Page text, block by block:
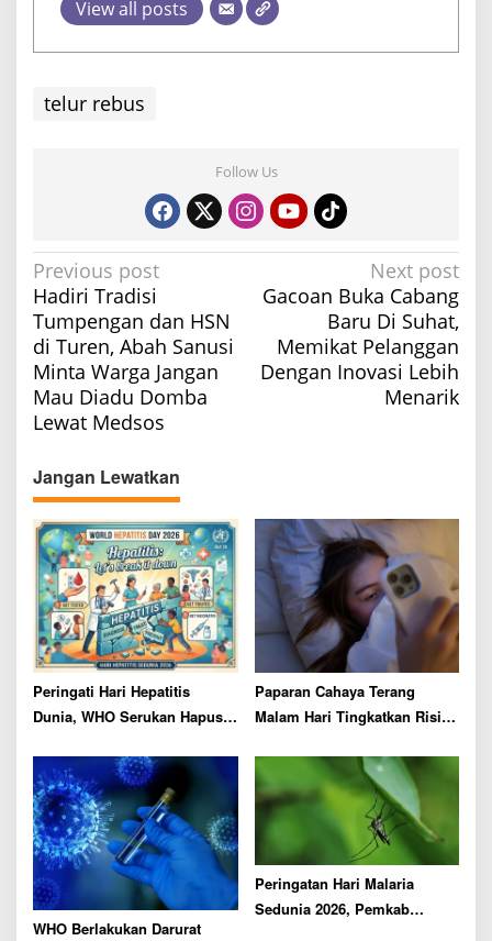
View all posts
telur rebus
Follow Us
P
o
s
t
n
a
i
g
a
t
i
o
n
Previous post
Hadiri Tradisi
Tumpengan dan HSN
di Turen, Abah Sanusi
Minta Warga Jangan
Mau Diadu Domba
Lewat Medsos
Next post
Gacoan Buka Cabang
Baru Di Suhat,
Memikat Pelanggan
Dengan Inovasi Lebih
Menarik
Jangan Lewatkan
Peringati Hari Hepatitis
Dunia, WHO Serukan Hapus
Kesehatan
Paparan Cahaya Terang
Malam Hari Tingkatkan Risiko
WHO Berlakukan Darurat
Peringatan Hari Malaria
Sedunia 2026, Pemkab